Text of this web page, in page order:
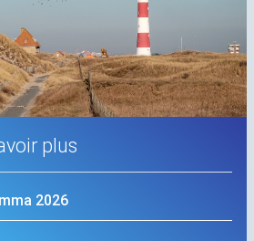
plus
2026